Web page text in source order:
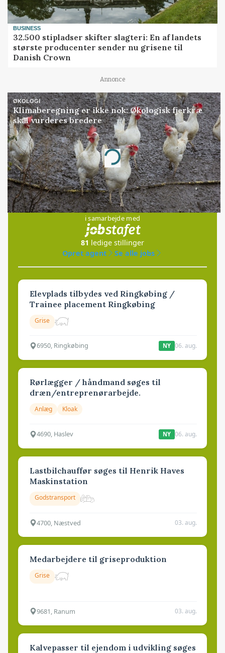
BUSINESS
32.500 stipladser skifter slagteri: En af landets
største producenter sender nu grisene til
Danish Crown
Annonce
ØKOLOGI
Klimaberegning er ikke nok: Økologisk fjerkræ
skal vurderes bredere
Annonce
Loading...
Jobs
i samarbejde med
81 ledige stillinger
Opret agent
Se alle jobs
Elevplads tilbydes ved Ringkøbing /
Trainee placement Ringkøbing
Grise
6950, Ringkøbing NY 06. aug.
Rørlægger / håndmand søges til
dræn/entreprenørarbejde.
Anlæg Kloak
4690, Haslev NY 06. aug.
Lastbilchauffør søges til Henrik Haves
Maskinstation
Godstransport
4700, Næstved 03. aug.
Medarbejdere til griseproduktion
Grise
9681, Ranum 03. aug.
Kalvepasser til ejendom i udvikling søges